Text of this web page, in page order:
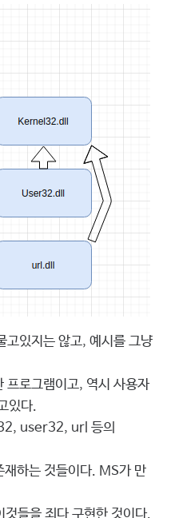
있지는 않고, 예시를 그냥
로그램이고, 역시 사용자
있다.
user32, url 등의
하는 것들이다. MS가 만
들을 죄다 구현한 것이다.